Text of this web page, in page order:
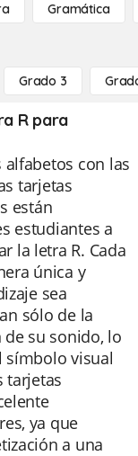
Gramática
Grado 3
R para
con las
tarjetas
están
estudiantes a
la letra R. Cada
única y
sea
sólo de la
su sonido, lo
símbolo visual
tarjetas
ya que
a una